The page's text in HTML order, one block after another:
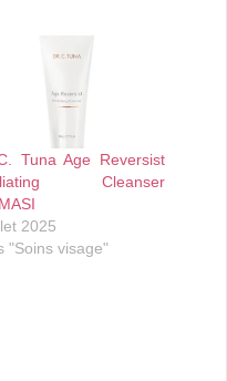
Tuna Age Reversist
Cleanser
2025
"Soins visage"